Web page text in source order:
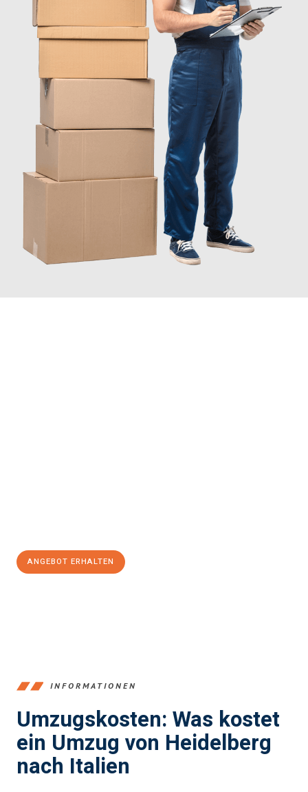
ANGEBOT ERHALTEN
INFORMATIONEN
Umzugskosten: Was kostet
ein Umzug von Heidelberg
nach Italien